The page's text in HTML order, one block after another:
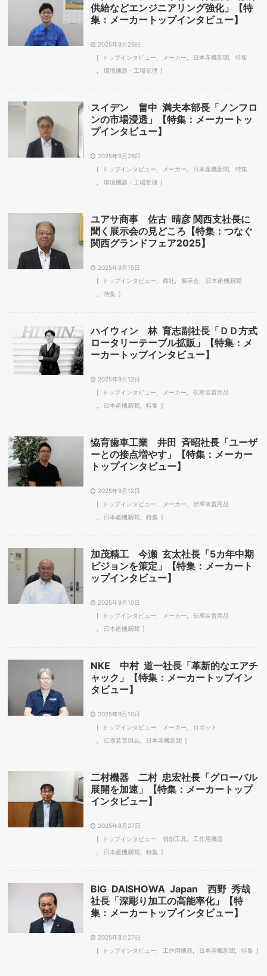
供給などエンジニアリング強化」【特
集：メーカートップインタビュー】
2025年9月26日
トップインタビュー
メーカー 日本産機新聞
特集
環境機器・工場管理
スイデン 畠中 満夫本部長「ノンフロ
ンの市場浸透」【特集：メーカートッ
プインタビュー】
2025年9月26日
トップインタビュー
メーカー 日本産機新聞
特集
環境機器・工場管理
ユアサ商事 佐古 晴彦 関西支社長に
聞く展示会の見どころ【特集：つなぐ
関西グランドフェア2025】
2025年9月15日
トップインタビュー
商社 展示会
日本産機新聞
特集
ハイウィン 林 育志副社長「ＤＤ方式
ロータリーテーブル拡販」【特集：メ
ーカートップインタビュー】
2025年9月12日
トップインタビュー
メーカー
伝導装置用品
日本産機新聞
特集
恊育歯車工業 井田 斉昭社長「ユーザ
ーとの接点増やす」【特集：メーカー
トップインタビュー】
2025年9月12日
トップインタビュー
メーカー
伝導装置用品
日本産機新聞
特集
加茂精工 今瀬 玄太社長「5カ年中期
ビジョンを策定」【特集：メーカート
ップインタビュー】
2025年9月10日
トップインタビュー
メーカー
伝導装置用品
日本産機新聞
NKE 中村 道一社長「革新的なエアチ
ャック」【特集：メーカートップイン
タビュー】
2025年9月10日
トップインタビュー
メーカー
ロボット
伝導装置用品
日本産機新聞
二村機器 二村 忠宏社長「グローバル
展開を加速」【特集：メーカートップ
インタビュー】
2025年8月27日
トップインタビュー
切削工具
工作用機器
日本産機新聞
特集
BIG DAISHOWA Japan 西野 秀哉
社長「深彫り加工の高能率化」【特
集：メーカートップインタビュー】
2025年8月27日
トップインタビュー
工作用機器 日本産機新聞 特集